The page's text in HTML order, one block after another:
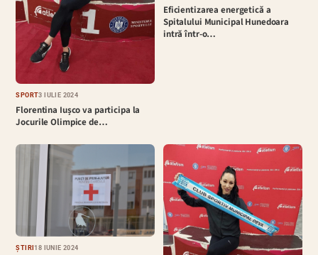
SPORT3 IULIE 2024
Florentina Iușco va participa la
Jocurile Olimpice de…
Eficientizarea energetică a
Spitalului Municipal Hunedoara
intră într-o…
ȘTIRI18 IUNIE 2024